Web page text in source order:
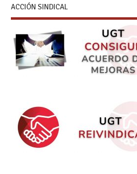
ACCIÓN SINDICAL